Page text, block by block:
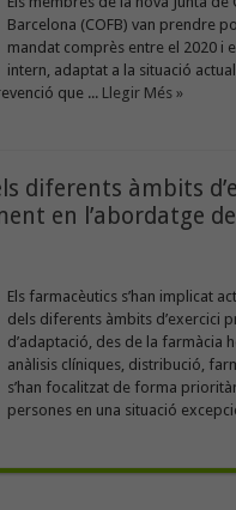
Barcelona (COFB) van prendre
mandat comprès entre el 2020 i
intern, adaptat a la situació
que ... Llegir Més »
diferents àmbits
en l’abordatge
Els farmacèutics s’han implicat
dels diferents àmbits d’exercici
d’adaptació, des de la farmàcia
anàlisis clíniques, distribució,
s’han focalitzat de forma
persones en una situació